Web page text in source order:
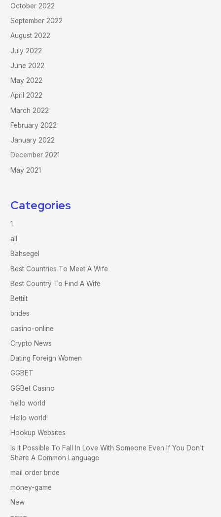
October 2022
September 2022
August 2022
July 2022
June 2022
May 2022
April 2022
March 2022
February 2022
January 2022
December 2021
May 2021
Categories
1
all
Bahsegel
Best Countries To Meet A Wife
Best Country To Find A Wife
Bettilt
brides
casino-online
Crypto News
Dating Foreign Women
GGBET
GGBet Casino
hello world
Hello world!
Hookup Websites
Is It Possible To Fall In Love With Someone Even If You Don't
Share A Common Language
mail order bride
money-game
New